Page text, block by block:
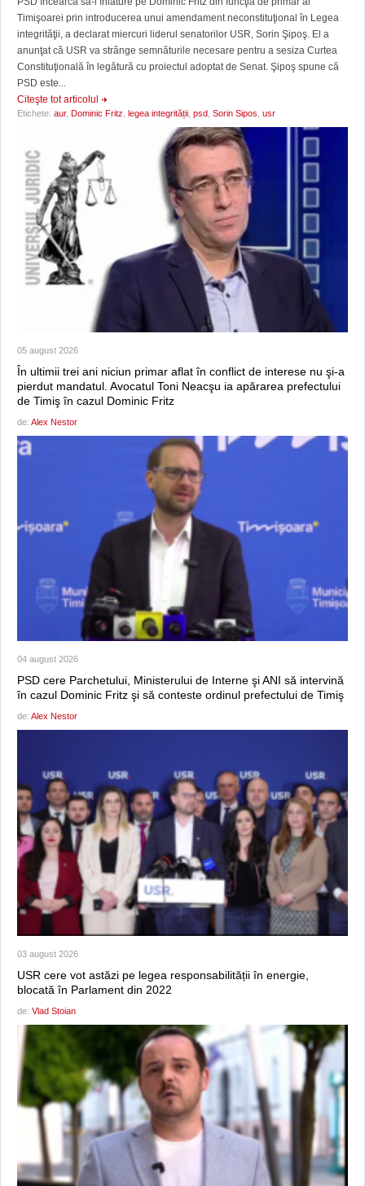
Timişoarei prin introducerea unui amendament neconstituţional în Legea
integrităţii, a declarat miercuri liderul senatorilor USR, Sorin Şipoş. El a
anunţat că USR va strânge semnăturile necesare pentru a sesiza Curtea
Constituţională în legătură cu proiectul adoptat de Senat. Şipoş spune că
PSD este...
Citeşte tot articolul
Etichete: aur, Dominic Fritz legea integrității psd Sorin Sipos usr
05 august 2026
În ultimii trei ani niciun primar aflat în conflict de interese nu şi-a
pierdut mandatul. Avocatul Toni Neacşu ia apărarea prefectului
de Timiş în cazul Dominic Fritz
de: Alex Nestor
04 august 2026
PSD cere Parchetului, Ministerului de Interne şi ANI să intervină
în cazul Dominic Fritz şi să conteste ordinul prefectului de Timiş
de: Alex Nestor
03 august 2026
USR cere vot astăzi pe legea responsabilității în energie,
blocată în Parlament din 2022
de: Vlad Stoian